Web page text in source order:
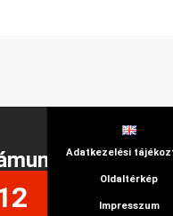
Adatkezelési
Oldaltérkép
Impresszum